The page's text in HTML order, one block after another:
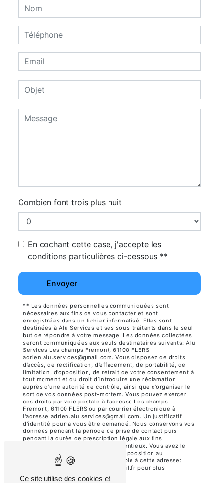
Combien font trois plus huit
En cochant cette case, j'accepte les
conditions particulières ci-dessous **
Envoyer
** Les données personnelles communiquées sont
nécessaires aux fins de vous contacter et sont
enregistrées dans un fichier informatisé. Elles sont
destinées à Alu Services et ses sous-traitants dans le seul
but de répondre à votre message. Les données collectées
seront communiquées aux seuls destinataires suivants: Alu
Services Les champs Fremont, 61100 FLERS
adrien.alu.services@gmail.com. Vous disposez de droits
d’accès, de rectification, d’effacement, de portabilité, de
limitation, d’opposition, de retrait de votre consentement à
tout moment et du droit d’introduire une réclamation
auprès d’une autorité de contrôle, ainsi que d’organiser le
sort de vos données post-mortem. Vous pouvez exercer
ces droits par voie postale à l'adresse Les champs
Fremont, 61100 FLERS ou par courrier électronique à
l'adresse adrien.alu.services@gmail.com. Un justificatif
d'identité pourra vous être demandé. Nous conservons vos
données pendant la période de prise de contact puis
pendant la durée de prescription légale aux fins
probatoires et de gestion des contentieux. Vous avez le
droit de vous inscrire sur la liste d'opposition au
démarchage téléphonique, disponible à cette adresse:
Bloctel.gouv.fr
. Consultez le site cnil.fr pour plus
d’informations sur vos droits.
Ce site utilise des cookies et